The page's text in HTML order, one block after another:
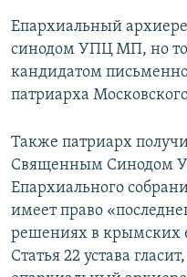
Епархиальный
синодом УПЦ МП, но
кандидатом
патриарха
Также патриарх
Священным Синодом
Епархиального
имеет право
решениях в крымских
Статья 22 устава